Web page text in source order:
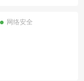
网络安全